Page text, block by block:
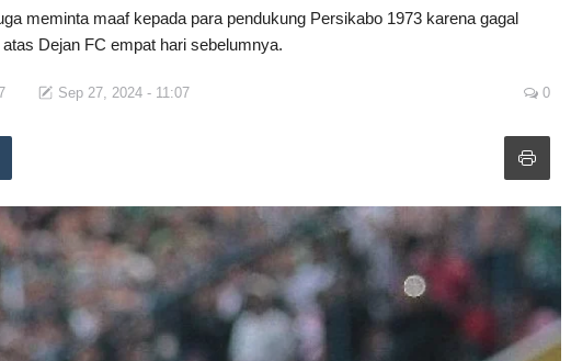
meminta maaf kepada para pendukung Persikabo 1973 karena gagal
Dejan FC empat hari sebelumnya.
Sep 27, 2024 - 11:07 0